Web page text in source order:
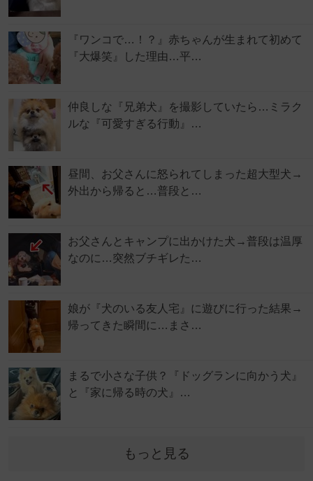
『ワンコで…！？』赤ちゃんが生まれて初めて
『大爆笑』した理由…平…
仲良しな『兄弟犬』を撮影していたら…ミラク
ルな『可愛すぎる行動』…
昼間、お父さんに怒られてしまった超大型犬→
外出から帰ると…普段と…
お父さんとキャンプに出かけた犬→普段は温厚
なのに…突然ブチギレた…
娘が『犬のいる友人宅』に遊びに行った結果→
帰ってきた瞬間に…まさ…
まるで小さな子供？『ドッグランに向かう犬』
と『家に帰る時の犬』…
もっと見る